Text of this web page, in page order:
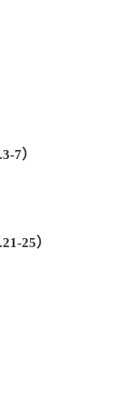
7）
25）